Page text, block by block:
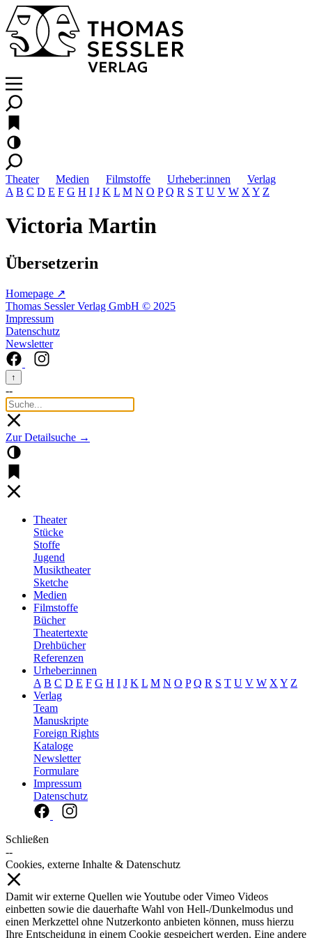
Theater Medien Filmstoffe Urheber:innen
Verlag
A B C D E F G H I J K L M N O P Q R S T U V W X Y Z
Victoria Martin
Übersetzerin
Homepage ↗
Thomas Sessler Verlag GmbH © 2025
Impressum
Datenschutz
Newsletter
↑
--
Zur Detailsuche →
Theater
Stücke
Stoffe
Jugend
Musiktheater
Sketche
Medien
Filmstoffe
Bücher
Theatertexte
Drehbücher
Referenzen
Urheber:innen
A B C D E F G H I J K L M N O P Q R S T U V W X Y Z
Verlag
Team
Manuskripte
Foreign Rights
Kataloge
Newsletter
Formulare
Impressum
Datenschutz
Schließen
--
Cookies, externe Inhalte & Datenschutz
Damit wir externe Quellen wie Youtube oder Vimeo Videos
einbetten sowie die dauerhafte Wahl von Hell-/Dunkelmodus und
einen Merkzettel ohne Nutzerkonto anbieten können, muss hierzu
Ihre Entscheidung in einem Cookie gespeichert werden. Eine andere